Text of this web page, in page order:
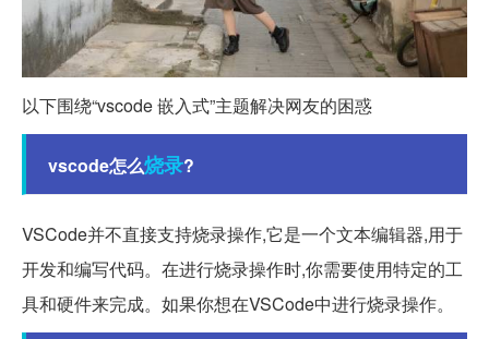
以下围绕“vscode 嵌入式”主题解决网友的困惑
vscode怎么烧录?
VSCode并不直接支持烧录操作,它是一个文本编辑器,用于
开发和编写代码。在进行烧录操作时,你需要使用特定的工
具和硬件来完成。如果你想在VSCode中进行烧录操作。